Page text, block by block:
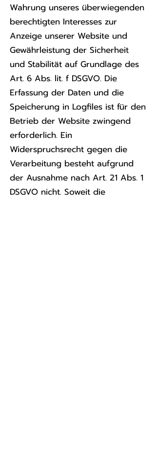
Wahrung unseres überwiegenden
berechtigten Interesses zur
Anzeige unserer Website und
Gewährleistung der Sicherheit
und Stabilität auf Grundlage des
Art. 6 Abs. lit. f DSGVO. Die
Erfassung der Daten und die
Speicherung in Logfiles ist für den
Betrieb der Website zwingend
erforderlich. Ein
Widerspruchsrecht gegen die
Verarbeitung besteht aufgrund
der Ausnahme nach Art. 21 Abs. 1
DSGVO nicht. Soweit die